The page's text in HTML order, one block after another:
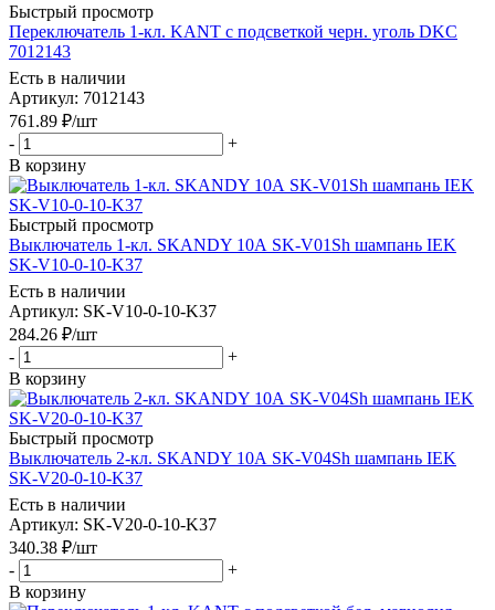
Быстрый просмотр
Переключатель 1-кл. KANT с подсветкой черн. уголь DKC
7012143
Есть в наличии
Артикул: 7012143
761.89 ₽/шт
-
+
В корзину
Быстрый просмотр
Выключатель 1-кл. SKANDY 10А SK-V01Sh шампань IEK
SK-V10-0-10-K37
Есть в наличии
Артикул: SK-V10-0-10-K37
284.26 ₽/шт
-
+
В корзину
Быстрый просмотр
Выключатель 2-кл. SKANDY 10А SK-V04Sh шампань IEK
SK-V20-0-10-K37
Есть в наличии
Артикул: SK-V20-0-10-K37
340.38 ₽/шт
-
+
В корзину